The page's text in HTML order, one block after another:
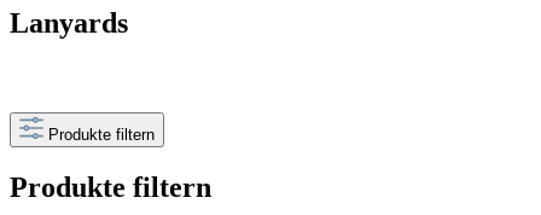
Lanyards
Produkte filtern
Produkte filtern